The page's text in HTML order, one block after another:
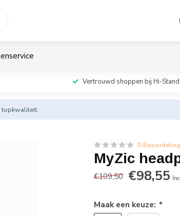
Vertrouwd shoppen bij Hi-
topkwaliteit.
0
MyZic
€109,50 €98,55
Maak een keuze: *